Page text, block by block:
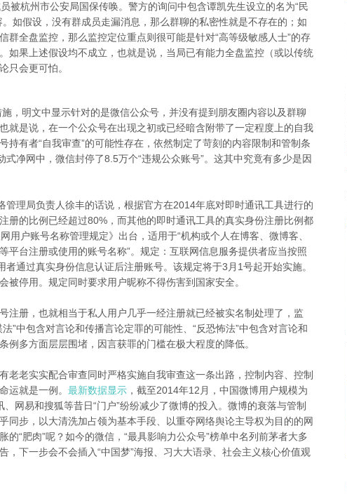
被杭州市公安局国保传唤。警方的询问中包含谭凯先生设立的名为“民
如假设，没有群成员走漏消息，那么群聊的私密性就是不存在的；如
群全盘监控，那么监控定位重点则很可能是针对“高等级敏感人士”的存
如果上述假设均不成立，也就是说，当局已有能力全盘监控（或以传统
只会更可怕。
，明文中显示针对的是微信公众号，并没有提到朋友圈内容以及群聊
就是说，在一个公众号在出现之初或已经暗含附带了一定程度上的自我
持有者“自我审查”的可能性存在，依然制定了苛刻的内容限制和管制条
净网中，微信封停了8.5万个“违规公众账号”。这其中究竟有多少是因
管理局负责人徐丰的话说，根据官方在2014年底对即时通讯工具进行的
册的比例已经超过80%，而其他的即时通讯工具的真实身份注册比例都
网用户账号名称管理规定》出台，适用于“机构或个人在博客、微博客、
平台注册或使用的账号名称”。规定：互联网信息服务提供者应当按照
者通过真实身份信息认证后注册账号。该规定将于3月1号起开始实施。
被停用。规定同时要求用户昵称不得伤害到国家安全。
注册，也就相当于私人用户几乎一经注册就已经被实名制处理了，监
”中包含对言论和传播言论定罪的可能性、“反恐怖法”中包含对言论和
例多方面层层围堵，因言获罪的门槛在极大程度的降低。
老老实实配合审查同时严格实施自我审查这一条出路，控制内容、控制
运就是一例。 最新数据显示 ，截至2014年12月，中国微博用户规模为
网易和搜狐等昔日“门户”纷纷减少了微博的投入。微博的衰落与管制
同步，以大清洗加占领为基本手段、以重夺网络舆论主导权为目的的网
的“肥肉”呢？如今的微信，“最具影响力公众号”榜单中名列前茅者大多
，下一步会不会插入“中国梦”海报、习大大语录、社会主义核心价值观